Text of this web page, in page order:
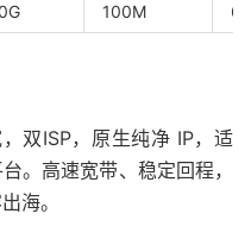
100M 6T
双ISP，原生纯净 IP，适
。高速宽带、稳定回程，
海。